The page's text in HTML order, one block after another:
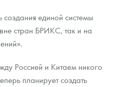
единой системы
стран БРИКС, так и на
Россией и Китаем никого
планирует создать